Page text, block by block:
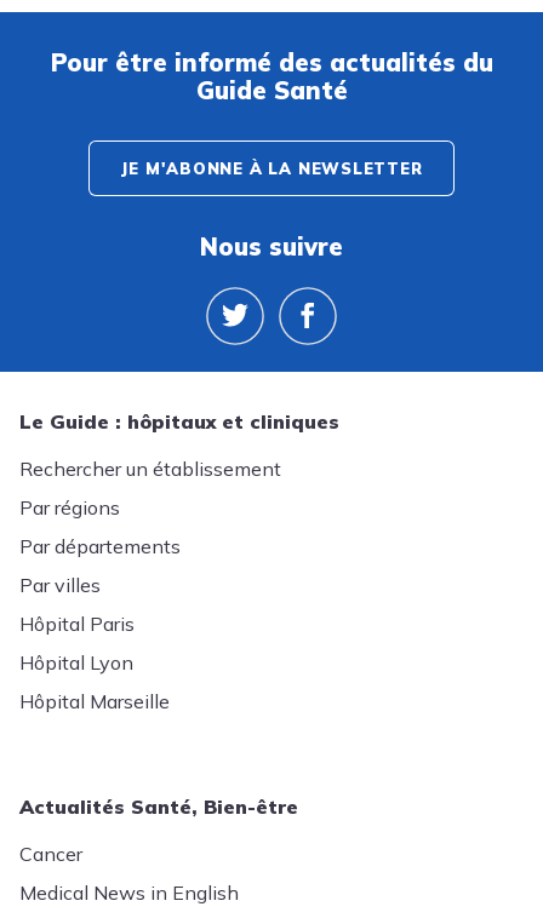
Pour être informé des actualités du
Guide Santé
JE M'ABONNE À LA NEWSLETTER
Nous suivre
Le Guide : hôpitaux et cliniques
Rechercher un établissement
Par régions
Par départements
Par villes
Hôpital Paris
Hôpital Lyon
Hôpital Marseille
Actualités Santé, Bien-être
Cancer
Medical News in English